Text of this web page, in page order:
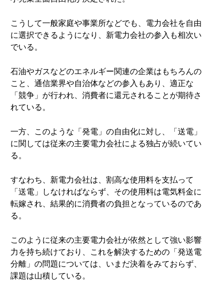
こうして一般家庭や事業所などでも、電力会社を自由
に選択できるようになり、新電力会社の参入も相次い
でいる。
石油やガスなどのエネルギー関連の企業はもちろんの
こと、通信業界や自治体などの参入もあり、適正な
「競争」が行われ、消費者に還元されることが期待さ
れている。
一方、このような「発電」の自由化に対し、「送電」
に関しては従来の主要電力会社による独占が続いてい
る。
すなわち、新電力会社は、割高な使用料を支払って
「送電」しなければならず、その使用料は電気料金に
転嫁され、結果的に消費者の負担となっているのであ
る。
このように従来の主要電力会社が依然として強い影響
力を持ち続けており、これを解決するための「発送電
分離」の問題については、いまだ決着をみておらず、
課題は山積している。